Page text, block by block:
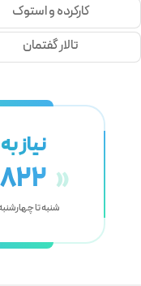
کارکرده و استوک
تالار گفتمان
نیاز
»
شنبه تا چهارشنبه